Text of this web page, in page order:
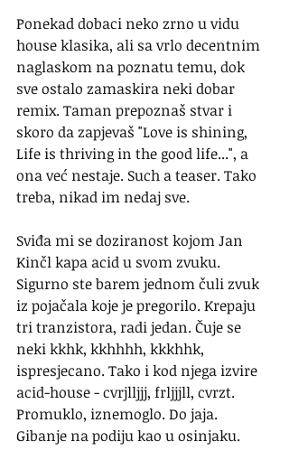
Ponekad dobaci neko zrno u vidu
house klasika, ali sa vrlo decentnim
naglaskom na poznatu temu, dok
sve ostalo zamaskira neki dobar
remix. Taman prepoznaš stvar i
skoro da zapjevaš "Love is shining,
Life is thriving in the good life...", a
ona već nestaje. Such a teaser. Tako
treba, nikad im nedaj sve.
Sviđa mi se doziranost kojom Jan
Kinčl kapa acid u svom zvuku.
Sigurno ste barem jednom čuli zvuk
iz pojačala koje je pregorilo. Krepaju
tri tranzistora, radi jedan. Čuje se
neki kkhk, kkhhhh, kkkhhk,
ispresjecano. Tako i kod njega izvire
acid-house - cvrjlljjj, frljjjll, cvrzt.
Promuklo, iznemoglo. Do jaja.
Gibanje na podiju kao u osinjaku.